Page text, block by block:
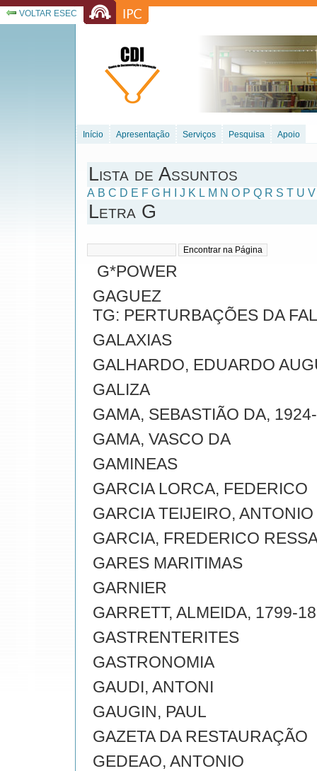
VOLTAR ESEC
Início Apresentação Serviços Pesquisa Apoio
Lista de Assuntos
A B C D E F G H J K L M N O P Q R S T U V
Letra G
G*POWER
GAGUEZ
TG: PERTURBAÇÕES DA
GALAXIAS
GALHARDO, EDUARDO
GALIZA
GAMA, SEBASTIÃO DA,
GAMA, VASCO DA
GAMINEAS
GARCIA LORCA, FEDERICO
GARCIA TEIJEIRO, ANTONIO
GARCIA, FREDERICO
GARES MARITIMAS
GARNIER
GARRETT, ALMEIDA, 1799-
GASTRENTERITES
GASTRONOMIA
GAUDI, ANTONI
GAUGIN, PAUL
GAZETA DA RESTAURAÇÃO
GEDEAO, ANTONIO